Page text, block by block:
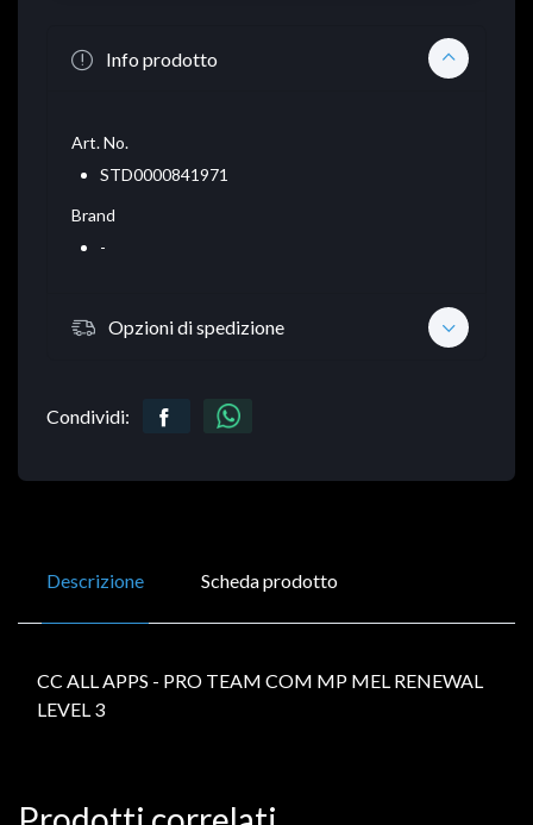
Info prodotto
Art. No.
STD0000841971
Brand
-
Opzioni di spedizione
Condividi:
Descrizione Scheda prodotto
CC ALL APPS - PRO TEAM COM MP MEL RENEWAL
LEVEL 3